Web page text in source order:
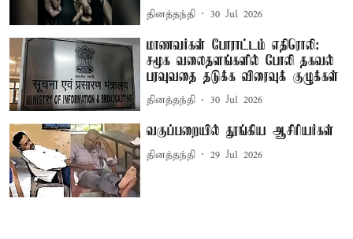
தினத்தந்தி 30 Jul 2026
மாணவர்கள் போராட்டம் எதிரொலி:
சமூக வலைதளங்களில் போலி தகவல்
பரவுவதை தடுக்க விரைவுக் குழுக்கள்
தினத்தந்தி 30 Jul 2026
வகுப்பறையில் தூங்கிய ஆசிரியர்கள்
தினத்தந்தி 29 Jul 2026